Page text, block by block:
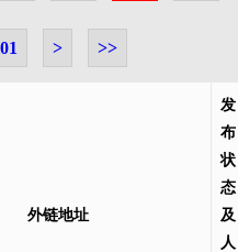
> >>
外链地址
发
布
状
态
及
人